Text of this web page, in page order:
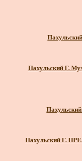
Пахульский Г.
Пахульский Г.